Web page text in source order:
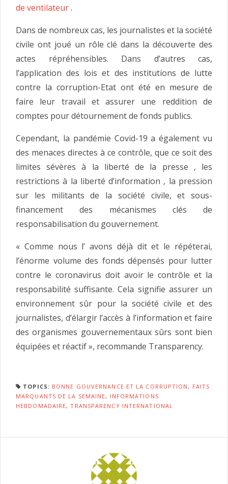
de ventilateur.
Dans de nombreux cas, les journalistes et la société
civile ont joué un rôle clé dans la découverte des
actes répréhensibles. Dans d’autres cas,
l’application des lois et des institutions de lutte
contre la corruption-Etat ont été en mesure de
faire leur travail et assurer une reddition de
comptes pour détournement de fonds publics.
Cependant, la pandémie Covid-19 a également vu
des menaces directes à ce contrôle, que ce soit des
limites sévères à la liberté de la presse , les
restrictions à la liberté d’information , la pression
sur les militants de la société civile, et sous-
financement des mécanismes clés de
responsabilisation du gouvernement.
« Comme nous l’ avons déjà dit et le répéterai,
l’énorme volume des fonds dépensés pour lutter
contre le coronavirus doit avoir le contrôle et la
responsabilité suffisante. Cela signifie assurer un
environnement sûr pour la société civile et des
journalistes, d’élargir l’accès à l’information et faire
des organismes gouvernementaux sûrs sont bien
équipées et réactif », recommande Transparency.
TOPICS: BONNE GOUVERNANCE ET LA CORRUPTION, FAITS
MARQUANTS DE LA SEMAINE, INFORMATIONS
HEBDOMADAIRE,TRANSPARENCY INTERNATIONAL